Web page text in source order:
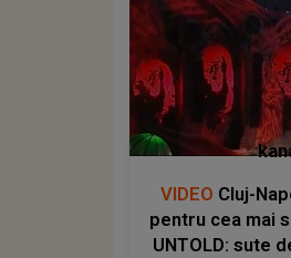
VIDEO Cluj-
pentru cea mai
UNTOLD: sute